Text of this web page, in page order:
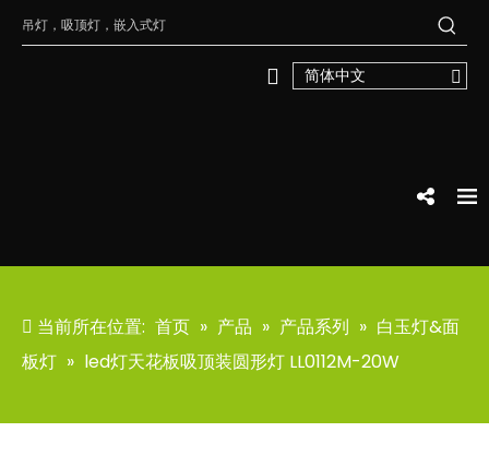
简体中文
当前所在位置: 首页 » 产品 » 产品系列 » 白玉灯&面
板灯 » led灯天花板吸顶装圆形灯 LL0112M-20W